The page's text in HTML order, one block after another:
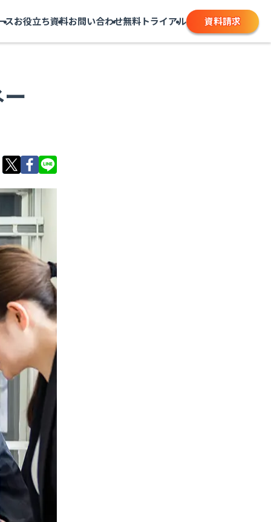
スお役立ち資料お問い合わせ無料トライアル 資料請求